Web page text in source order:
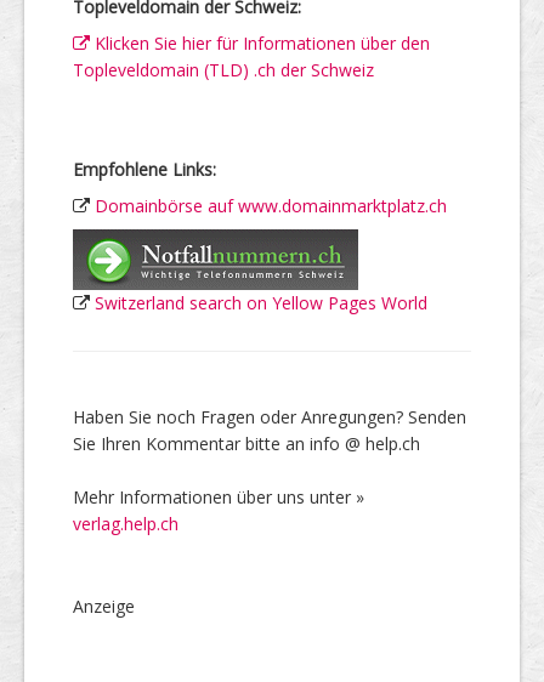
Topleveldomain der Schweiz:
Klicken Sie hier für Informationen über den
Topleveldomain (TLD) .ch der Schweiz
Empfohlene Links:
Domainbörse auf www.domainmarktplatz.ch
Switzerland search on Yellow Pages World
Haben Sie noch Fragen oder Anregungen? Senden
Sie Ihren Kommentar bitte an info @ help.ch
Mehr Informationen über uns unter »
verlag.help.ch
Anzeige